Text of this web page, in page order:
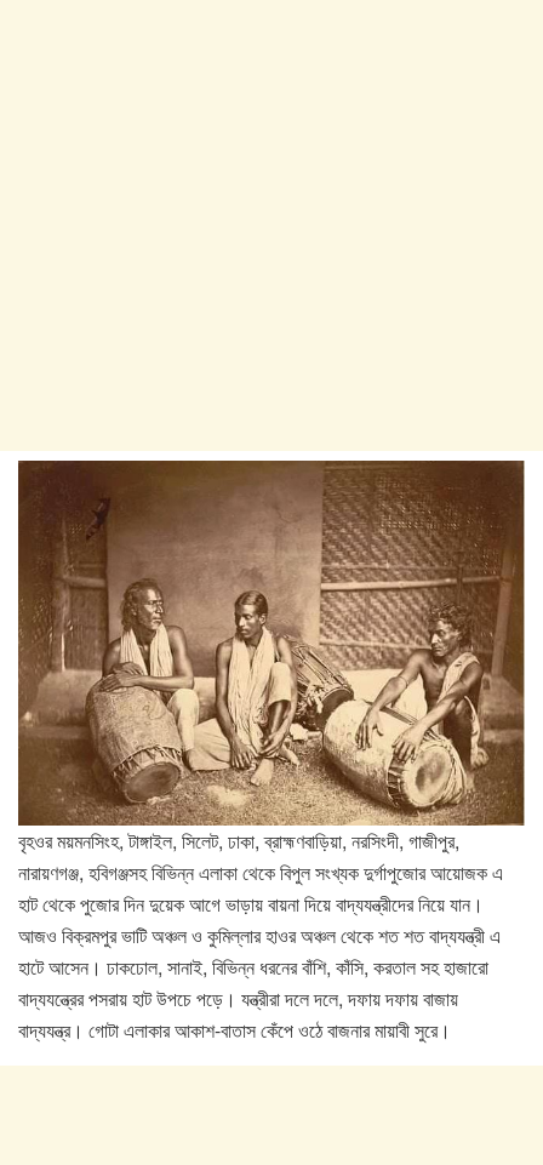
বৃহওর ময়মনসিংহ, টাঙ্গাইল, সিলেট, ঢাকা, ব্রাহ্মণবাড়িয়া, নরসিংদী, গাজীপুর,
নারায়ণগঞ্জ, হবিগঞ্জসহ বিভিন্ন এলাকা থেকে বিপুল সংখ্যক দুর্গাপুজোর আয়োজক এ
হাট থেকে পুজোর দিন দুয়েক আগে ভাড়ায় বায়না দিয়ে বাদ্যযন্ত্রীদের নিয়ে যান।
আজও বিক্রমপুর ভাটি অঞ্চল ও কুমিল্লার হাওর অঞ্চল থেকে শত শত বাদ্যযন্ত্রী এ
হাটে আসেন। ঢাকঢোল, সানাই, বিভিন্ন ধরনের বাঁশি, কাঁসি, করতাল সহ হাজারো
বাদ্যযন্ত্রের পসরায় হাট উপচে পড়ে। যন্ত্রীরা দলে দলে, দফায় দফায় বাজায়
বাদ্যযন্ত্র। গোটা এলাকার আকাশ-বাতাস কেঁপে ওঠে বাজনার মায়াবী সুরে।